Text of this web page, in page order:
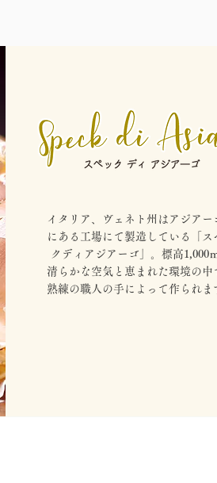
イタリア、ヴェネト州はアジアー
にある工場にて製造している「ス
クディアジアーゴ」。標高1,000
清らかな空気と恵まれた環境の中
熟練の職人の手によって作られま